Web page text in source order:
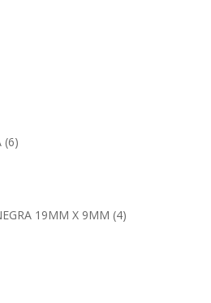
(6)
19MM X 9MM (4)